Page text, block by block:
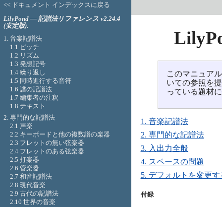
このマニュア
いての参照を
っている題材
1. 音楽記譜法
2. 専門的な記譜法
3. 入出力全般
4. スペースの問題
5. デフォルトを変更す
付録
<< ドキュメント インデックスに戻る
LilyPond — 記譜法リファレンス v2.24.4
(安定版).
1. 音楽記譜法
1.1 ピッチ
1.2 リズム
1.3 発想記号
1.4 繰り返し
1.5 同時進行する音符
1.6 譜の記譜法
1.7 編集者の注釈
1.8 テキスト
2. 専門的な記譜法
2.1 声楽
2.2 キーボードと他の複数譜の楽器
2.3 フレットの無い弦楽器
2.4 フレットのある弦楽器
2.5 打楽器
2.6 管楽器
2.7 和音記譜法
2.8 現代音楽
2.9 古代の記譜法
2.10 世界の音楽